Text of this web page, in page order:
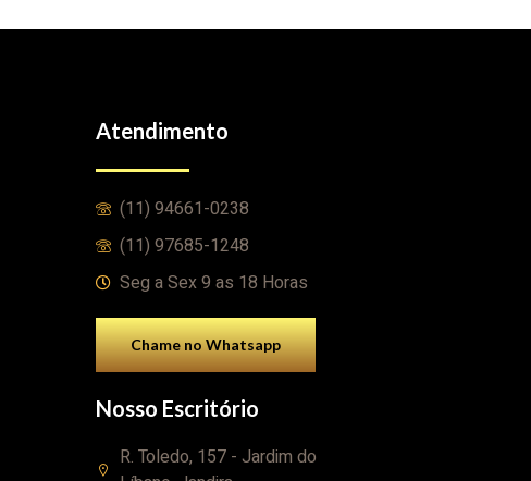
Atendimento
(11) 94661-0238
(11) 97685-1248
Seg a Sex 9 as 18 Horas
Chame no Whatsapp
Nosso Escritório
R. Toledo, 157 - Jardim do